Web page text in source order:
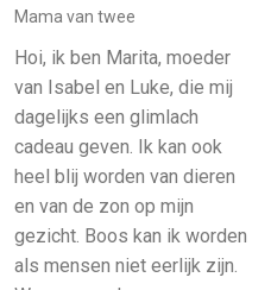
Mama van twee
Hoi, ik ben Marita, moeder
van Isabel en Luke, die mij
dagelijks een glimlach
cadeau geven. Ik kan ook
heel blij worden van dieren
en van de zon op mijn
gezicht. Boos kan ik worden
als mensen niet eerlijk zijn.